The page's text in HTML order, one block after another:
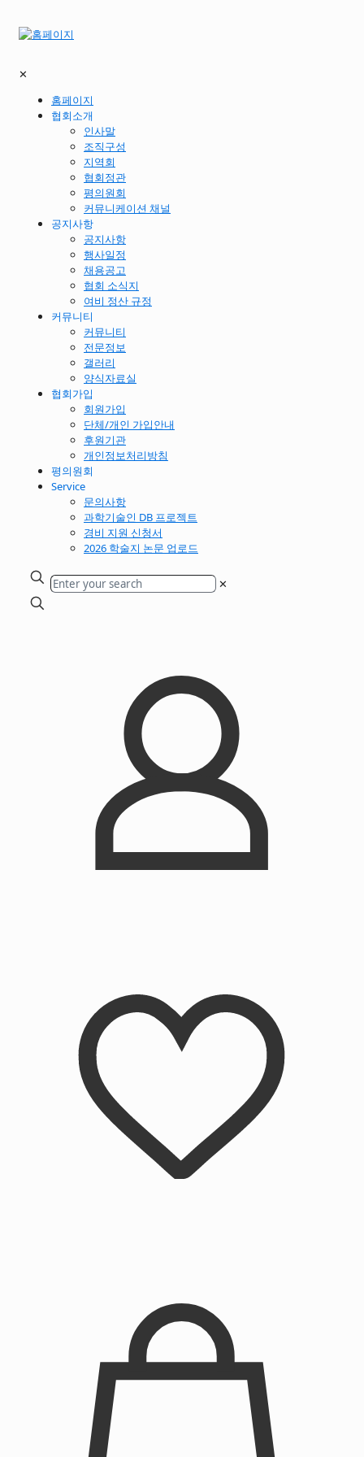
✕
홈페이지
협회소개
인사말
조직구성
지역회
협회정관
평의원회
커뮤니케이션 채널
공지사항
공지사항
행사일정
채용공고
협회 소식지
여비 정산 규정
커뮤니티
커뮤니티
전문정보
갤러리
양식자료실
협회가입
회원가입
단체/개인 가입안내
후원기관
개인정보처리방침
평의원회
Service
문의사항
과학기술인 DB 프로젝트
경비 지원 신청서
2026 학술지 논문 업로드
✕